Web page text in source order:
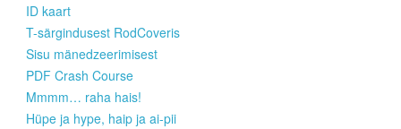
ID kaart
T-särgindusest RodCoveris
Sisu mänedzeerimisest
PDF Crash Course
Mmmm… raha hais!
Hüpe ja hype, haip ja ai-pii